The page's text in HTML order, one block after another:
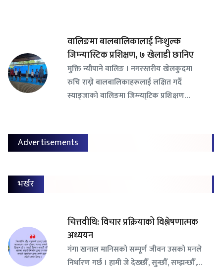
वालिङमा बालबालिकालाई निःशुल्क
जिम्न्यास्टिक प्रशिक्षण, ७ खेलाडी छानिए
​मुक्ति न्यौपाने वालिङ । नगरस्तरीय खेलकुदमा
रुचि राख्ने बालबालिकाहरूलाई लक्षित गर्दै
स्याङ्जाको वालिङमा जिम्न्या्टिक प्रशिक्षण…
Advertisements
भर्खर
चित्तवीथि: विचार प्रक्रियाको विश्लेषणात्मक
अध्ययन
गंगा खनाल मानिसको सम्पूर्ण जीवन उसको मनले
निर्धारण गर्छ । हामी जे देख्छौँ, सुन्छौँ, सम्झन्छौँ,…